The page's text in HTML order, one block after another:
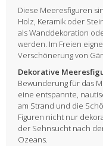
Diese Meeresfiguren
Holz, Keramik oder
als Wanddekoration
werden. Im Freien
Verschönerung von
Dekorative
Bewunderung für das
eine entspannte,
am Strand und die
Figuren nicht nur
der Sehnsucht nach
Ozeans.